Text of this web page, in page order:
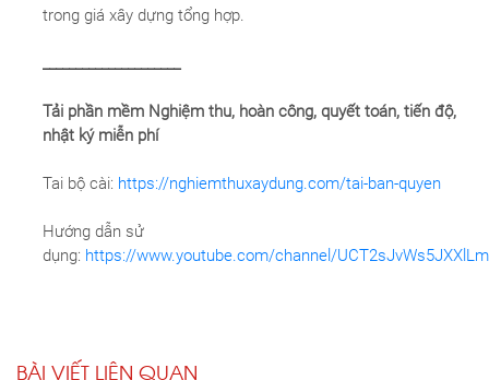
trong giá xây dựng tổng hợp.
_____________________
Tải phần mềm Nghiệm thu, hoàn công, quyết toán, tiến độ,
nhật ký miễn phí
Tai bộ cài: https://nghiemthuxaydung.com/tai-ban-quyen
Hướng dẫn sử
dụng: https://www.youtube.com/channel/
BÀI VIẾT LIÊN QUAN